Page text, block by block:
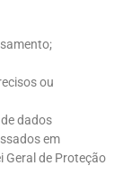
ou
dados
em
Geral de Proteção